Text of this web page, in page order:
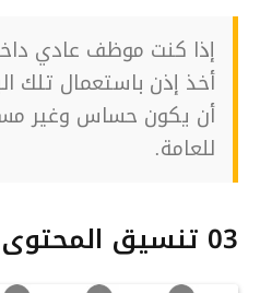
إذا كنت موظف عادي
أخذ إذن باستعمال تلك
أن يكون حساس وغير
للعامة.
03 تنسيق المحتوى